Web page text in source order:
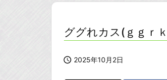
ググれカス(ｇｇｒ
 2025年10月2日